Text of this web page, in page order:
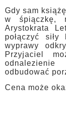
Gdy sam
w śpiączkę,
Arystokrata
połączyć
wyprawy
Przyjaciel
odbudować
Cena może